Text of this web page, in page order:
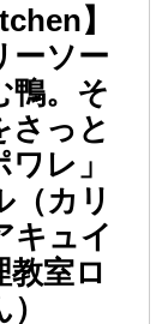
】
ーソー
鴨。そ
さっと
レ」
（カリ
キュイ
教室ロ